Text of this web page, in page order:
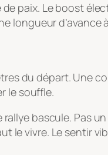
paix. Le boost
longueur d’avance
du départ. Une
le souffle.
bascule. Pas
le vivre. Le sentir